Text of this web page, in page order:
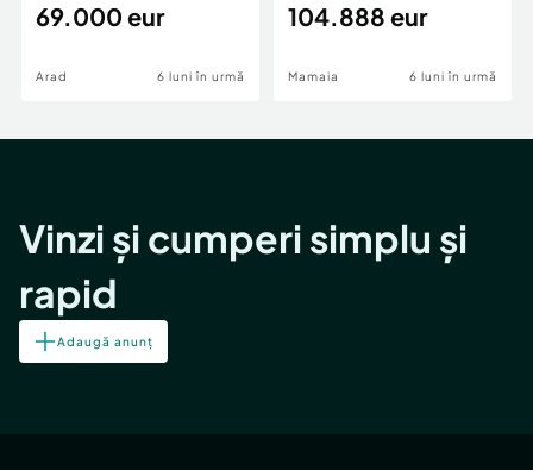
69.000 eur
Arad 6 luni în urmă
cheie,langa Mega
104.888 eur
Mamaia 6 luni în urmă
Vinzi și cumperi simplu și
rapid
Adaugă anunț